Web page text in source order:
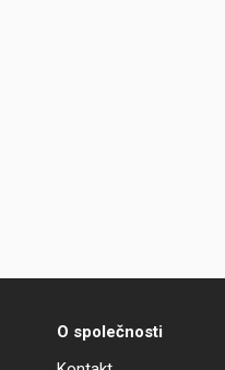
O společnosti